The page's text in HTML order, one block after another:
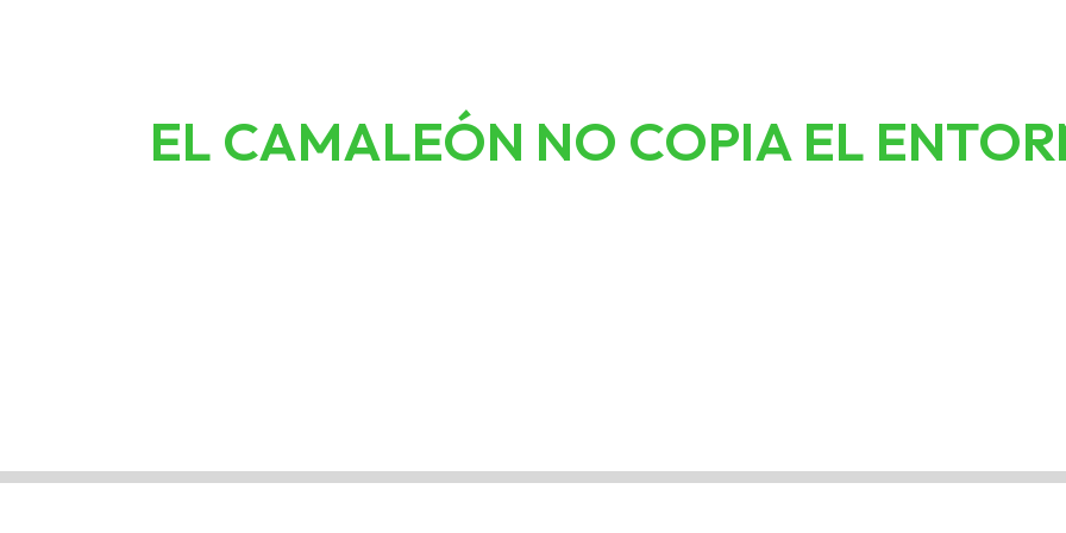
EL CAMALEÓN NO COPIA EL